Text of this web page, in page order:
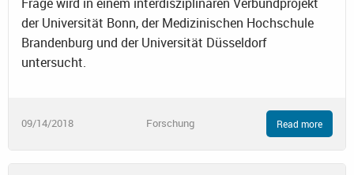
der Universität Bonn, der Medizinischen Hochschule
Brandenburg und der Universität Düsseldorf
untersucht.
09/14/2018 Forschung Read more